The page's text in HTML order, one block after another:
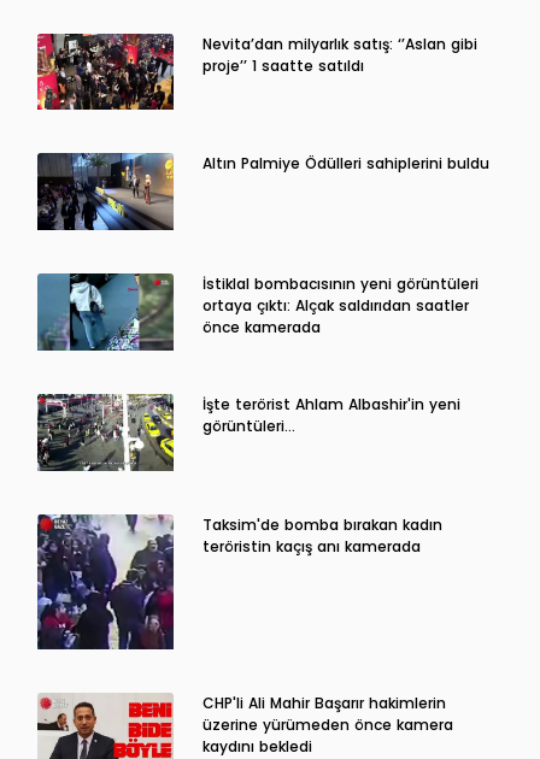
Nevita’dan milyarlık satış: ‘’Aslan gibi
proje’’ 1 saatte satıldı
Altın Palmiye Ödülleri sahiplerini buldu
İstiklal bombacısının yeni görüntüleri
ortaya çıktı: Alçak saldırıdan saatler
önce kamerada
İşte terörist Ahlam Albashir'in yeni
görüntüleri…
Taksim'de bomba bırakan kadın
teröristin kaçış anı kamerada
CHP'li Ali Mahir Başarır hakimlerin
üzerine yürümeden önce kamera
kaydını bekledi